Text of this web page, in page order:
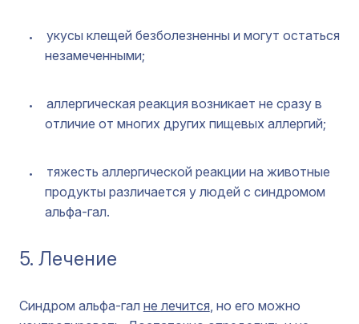
укусы клещей безболезненны и могут остаться
незамеченными;
аллергическая реакция возникает не сразу в
отличие от многих других пищевых аллергий;
тяжесть аллергической реакции на животные
продукты различается у людей с синдромом
альфа-гал.
5. Лечение
Синдром альфа-гал не лечится, но его можно